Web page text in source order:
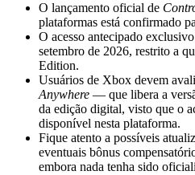
O lançamento oficial de
plataformas está confirmado
O acesso antecipado
setembro de 2026, restrito a
Edition.
Usuários de Xbox devem
Anywhere — que libera a
da edição digital, visto que o
disponível nesta plataforma.
Fique atento a possíveis
eventuais bônus
embora nada tenha sido